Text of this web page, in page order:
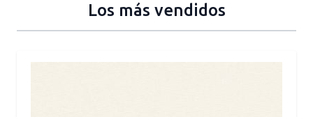
Los más vendidos